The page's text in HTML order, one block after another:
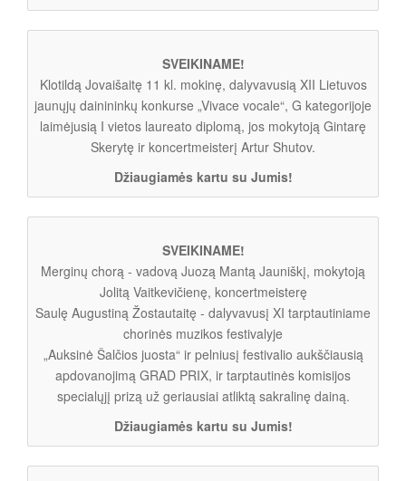
SVEIKINAME!
Klotildą Jovaišaitę 11 kl. mokinę, dalyvavusią XII Lietuvos
jaunųjų dainininkų konkurse „Vivace vocale“, G kategorijoje
laimėjusią I vietos laureato diplomą, jos mokytoją Gintarę
Skerytę ir koncertmeisterį Artur Shutov.
Džiaugiamės kartu su Jumis!
SVEIKINAME!
Merginų chorą - vadovą Juozą Mantą Jauniškį, mokytoją
Jolitą Vaitkevičienę, koncertmeisterę
Saulę Augustiną Žostautaitę - dalyvavusį XI tarptautiniame
chorinės muzikos festivalyje
„Auksinė Šalčios juosta“ ir pelniusį festivalio aukščiausią
apdovanojimą GRAD PRIX, ir tarptautinės komisijos
specialųjį prizą už geriausiai atliktą sakralinę dainą.
Džiaugiamės kartu su Jumis!